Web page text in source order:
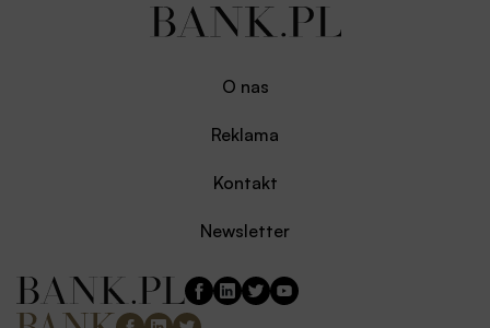
O nas
Reklama
Kontakt
Newsletter